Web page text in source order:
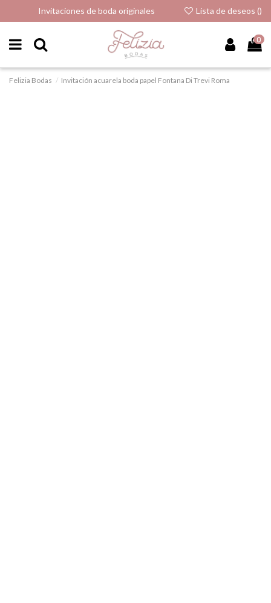
Invitaciones de boda originales Lista de deseos ()
0
Felizia Bodas Invitación acuarela boda papel Fontana Di Trevi Roma